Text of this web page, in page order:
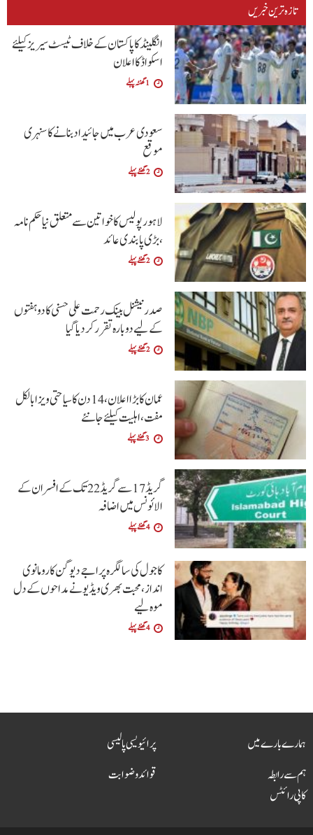
تازہ ترین خبریں
انگلینڈ کا پاکستان کے خلاف ٹیسٹ سیریز کیلئے
اسکواڈ کا اعلان
1 گھنٹہ پہلے
سعودی عرب میں جائیداد بنانے کا سنہری
موقع
2 گھنٹے پہلے
لاہور پولیس کا خواتین سے متعلق نیا حکم نامہ
،بڑی پابندی عائد
2 گھنٹے پہلے
صدر نیشنل بینک رحمت علی حسنی کا دو ہفتوں
کے لیے دوبارہ تقرر کر دیا گیا
2 گھنٹے پہلے
عمان کا بڑا اعلان،14 دن کا سیاحتی ویزا بالکل
مفت ،اہلیت کیلئے جانئے
3 گھنٹے پہلے
گریڈ 17 سے گریڈ 22 تک کے افسران کے
الائونس میں اضافہ
4 گھنٹے پہلے
کاجول کی سالگرہ پر اجے دیوگن کا رومانوی
انداز، محبت بھری ویڈیو نے مداحوں کے دل
موہ لیے
4 گھنٹے پہلے
ہمارے بارے میں
ہم سے رابطہ
پرائیویسی پالیسی
قوائد و ضوابت
کاپی رائٹس